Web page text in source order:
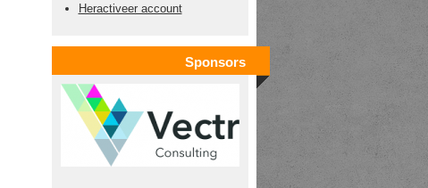
Heractiveer account
Sponsors